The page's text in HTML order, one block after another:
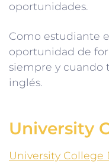
oportunidades.
Como estudiante
oportunidad de
siempre y cuando
inglés.
University
University College